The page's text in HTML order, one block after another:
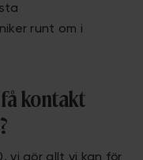
runt om i
kontakt